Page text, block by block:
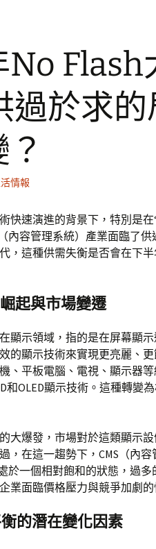
Flash
過於求
情報
快速演進的背景下，特別是
內容管理系統）產業面臨了
，這種供需失衡是否會在下
起與市場變遷
顯示領域，指的是在屏幕顯
的顯示技術來實現更亮麗、
、平板電腦、電視、顯示器
和OLED顯示技術。這種轉變
大爆發，市場對於這類顯示
，在這一趨勢下，CMS（內
於一個相對飽和的狀態，過
業面臨價格壓力與競爭加劇的
的潛在變化因素